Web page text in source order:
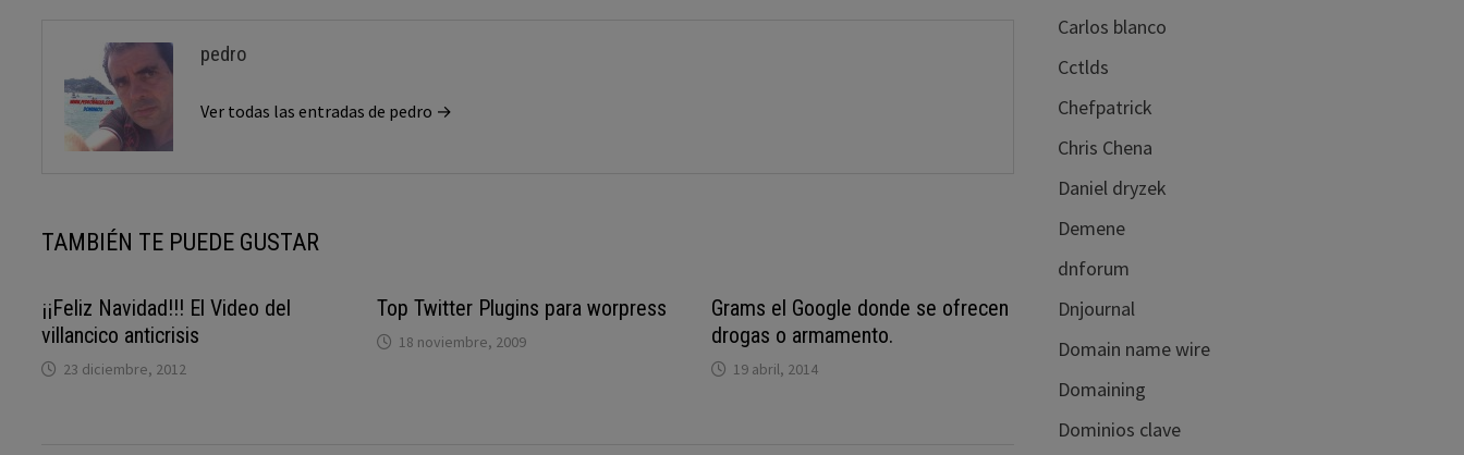
pedro
Ver todas las entradas de pedro →
TAMBIÉN TE PUEDE GUSTAR
¡¡Feliz Navidad!!! El Video del
villancico anticrisis
23 diciembre, 2012
Top Twitter Plugins para worpress
18 noviembre, 2009
Grams el Google donde se ofrecen
drogas o armamento.
19 abril, 2014
Carlos blanco
Cctlds
Chefpatrick
Chris Chena
Daniel dryzek
Demene
dnforum
Dnjournal
Domain name wire
Domaining
Dominios clave